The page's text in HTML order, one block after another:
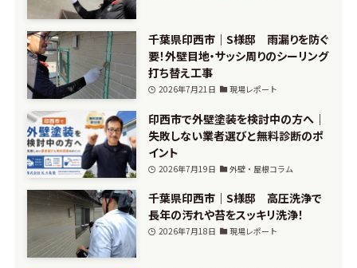
千葉県印西市｜S様邸 雨漏りを防ぐ
要！外壁目地・サッシ周りのシーリング
打ち替え工事
2026年7月21日 現場レポート
印西市で外壁塗装を検討中の方へ｜
失敗しない業者選びと無料診断のポ
イント
2026年7月19日 外壁・屋根コラム
千葉県印西市｜S様邸 高圧洗浄で
長年の汚れや苔をスッキリ洗浄！
2026年7月18日 現場レポート